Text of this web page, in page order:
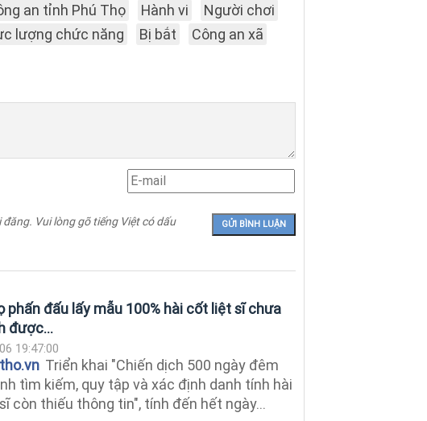
an tỉnh Phú Thọ Hành vi
Người chơi
lượng chức năng Bị bắt
Công an xã
Vui lòng gõ tiếng Việt có dấu
phấn đấu lấy mẫu 100% hài cốt liệt sĩ chưa
được...
19:47:00
Triển khai "Chiến dịch 500 ngày đêm
tìm kiếm, quy tập và xác định danh tính hài
còn thiếu thông tin", tính đến hết ngày...